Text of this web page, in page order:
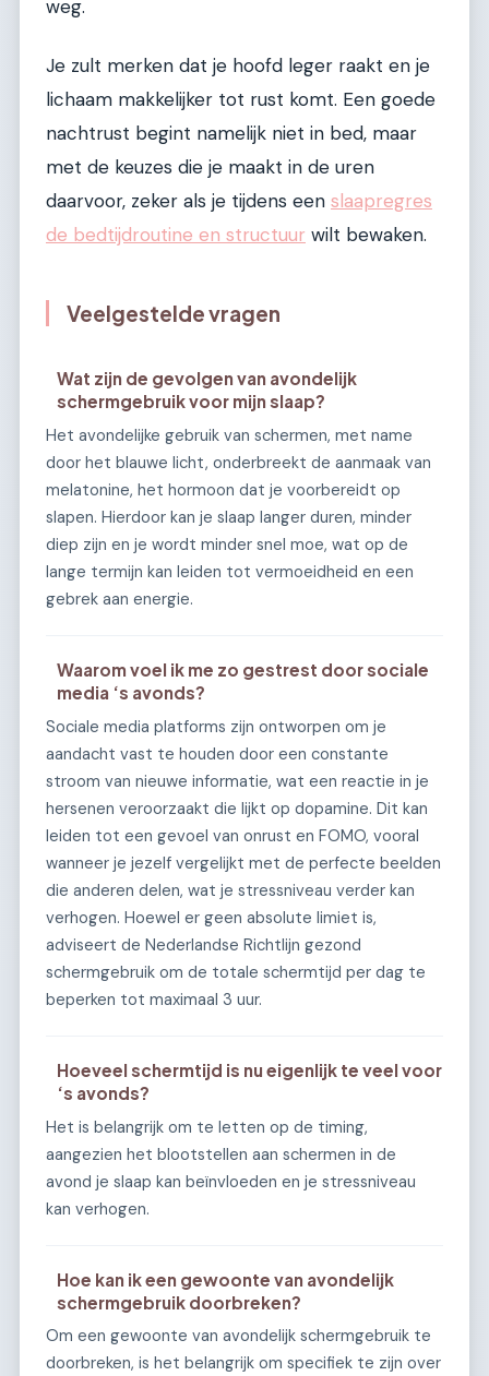
weg.
Je zult merken dat je hoofd leger raakt en je
lichaam makkelijker tot rust komt. Een goede
nachtrust begint namelijk niet in bed, maar
met de keuzes die je maakt in de uren
daarvoor, zeker als je tijdens een slaapregres
de bedtijdroutine en structuur wilt bewaken.
Veelgestelde vragen
Wat zijn de gevolgen van avondelijk
schermgebruik voor mijn slaap?
Het avondelijke gebruik van schermen, met name
door het blauwe licht, onderbreekt de aanmaak van
melatonine, het hormoon dat je voorbereidt op
slapen. Hierdoor kan je slaap langer duren, minder
diep zijn en je wordt minder snel moe, wat op de
lange termijn kan leiden tot vermoeidheid en een
gebrek aan energie.
Waarom voel ik me zo gestrest door sociale
media ‘s avonds?
Sociale media platforms zijn ontworpen om je
aandacht vast te houden door een constante
stroom van nieuwe informatie, wat een reactie in je
hersenen veroorzaakt die lijkt op dopamine. Dit kan
leiden tot een gevoel van onrust en FOMO, vooral
wanneer je jezelf vergelijkt met de perfecte beelden
die anderen delen, wat je stressniveau verder kan
verhogen. Hoewel er geen absolute limiet is,
adviseert de Nederlandse Richtlijn gezond
schermgebruik om de totale schermtijd per dag te
beperken tot maximaal 3 uur.
Hoeveel schermtijd is nu eigenlijk te veel voor
‘s avonds?
Het is belangrijk om te letten op de timing,
aangezien het blootstellen aan schermen in de
avond je slaap kan beïnvloeden en je stressniveau
kan verhogen.
Hoe kan ik een gewoonte van avondelijk
schermgebruik doorbreken?
Om een gewoonte van avondelijk schermgebruik te
doorbreken, is het belangrijk om specifiek te zijn over